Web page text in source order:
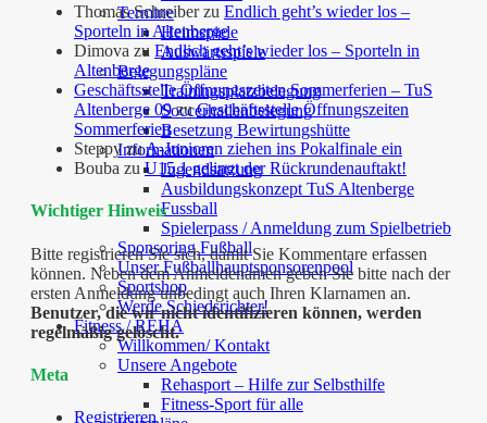
Termine
Heimspiele
Auswärtsspiele
Belegungspläne
Trainingsplatzbelegung
Soccerhallenbelegung
Besetzung Bewirtungshütte
Informationen
Jugendsatzung
Ausbildungskonzept TuS Altenberge
Fussball
Spielerpass / Anmeldung zum Spielbetrieb
Sponsoring Fußball
Unser Fußballhauptsponsorenpool
Sportshop
Werde Schiedsrichter!
Fitness / REHA
Willkommen/ Kontakt
Unsere Angebote
Rehasport – Hilfe zur Selbsthilfe
Fitness-Sport für alle
Thomas Schreiberzu Endlich geht’s wieder los –
Sporteln in Altenberge
Dimova zu Endlich geht’s wieder los – Sporteln in
Altenberge
Geschäftsstelle Öffnungszeiten Sommerferien – TuS
Altenberge 09zuGeschäftsstelle Öffnungszeiten
Sommerferien
SteppyzuA-Junioren ziehen ins Pokalfinale ein
Bouba zuU15.1 gelingt der Rückrundenauftakt!
Wichtiger Hinweis
Bitte registrieren Sie sich, damit Sie Kommentare erfassen
können. Neben dem Anmeldenamen geben Sie bitte nach der
ersten Anmeldung unbedingt auch Ihren Klarnamen an.
Benutzer, die wir nicht identifizieren können, werden
regelmäßig gelöscht.
Meta
Registrieren